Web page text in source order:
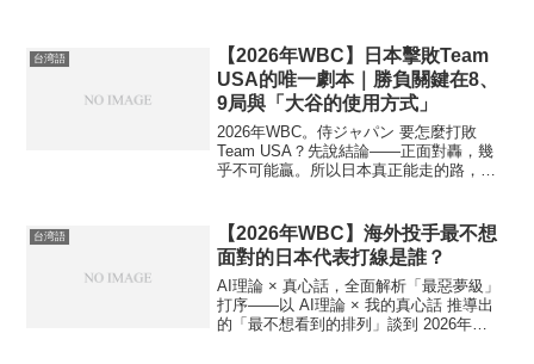
台湾語
【2026年WBC】日本擊敗Team
USA的唯一劇本｜勝負關鍵在8、
9局與「大谷的使用方式」
2026年WBC。侍ジャパン 要怎麼打敗
Team USA？先說結論——正面對轟，幾
乎不可能贏。所以日本真正能走的路，只
「完成度」決勝負。除此之外，沒有現實
可行的...
台湾語
【2026年WBC】海外投手最不想
面對的日本代表打線是誰？
AI理論 × 真心話，全面解析「最惡夢級」
打序——以 AI理論 × 我的真心話 推導出
的「最不想看到的排列」談到 2026年